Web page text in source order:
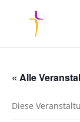
« Alle
Diese